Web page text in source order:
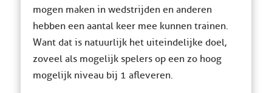
mogen maken in wedstrijden en anderen
hebben een aantal keer mee kunnen trainen.
Want dat is natuurlijk het uiteindelijke doel,
zoveel als mogelijk spelers op een zo hoog
mogelijk niveau bij 1 afleveren.